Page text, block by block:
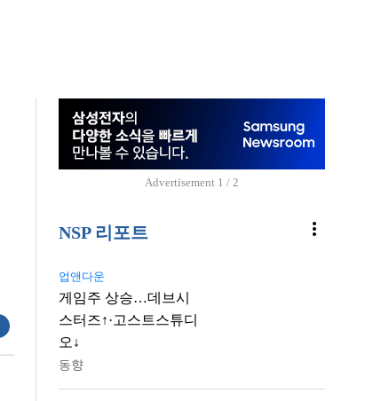
Advertisement 1 / 2
NSP 리포트 more_vert
업앤다운
게임주 상승…데브시
스터즈↑·고스트스튜디
오↓
동향